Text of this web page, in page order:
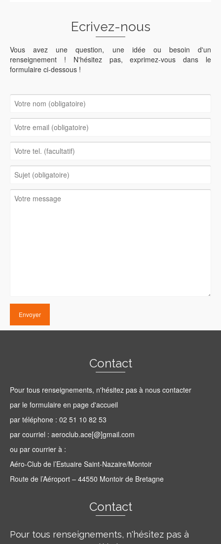
Ecrivez-nous
Vous avez une question, une idée ou besoin d'un
renseignement ! N'hésitez pas, exprimez-vous dans le
formulaire ci-dessous !
Contact
Pour tous renseignements, n'hésitez pas à nous contacter
par le formulaire en page d'accueil
par téléphone : 02 51 10 82 53
par courriel : aeroclub.ace[@]gmail.com
ou par courrier à :
Aéro-Club de l’Estuaire Saint-Nazaire/Montoir
Route de l’Aéroport – 44550 Montoir de Bretagne
Contact
Pour tous renseignements, n'hésitez pas à